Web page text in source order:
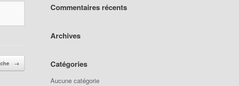
→
Commentaires récents
Archives
Catégories
Aucune catégorie